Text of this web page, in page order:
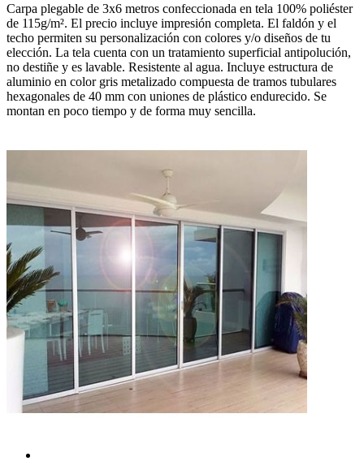
Carpa plegable de 3x6 metros confeccionada en tela 100% poliéster
de 115g/m². El precio incluye impresión completa. El faldón y el
techo permiten su personalización con colores y/o diseños de tu
elección. La tela cuenta con un tratamiento superficial antipolución,
no destiñe y es lavable. Resistente al agua. Incluye estructura de
aluminio en color gris metalizado compuesta de tramos tubulares
hexagonales de 40 mm con uniones de plástico endurecido. Se
montan en poco tiempo y de forma muy sencilla.